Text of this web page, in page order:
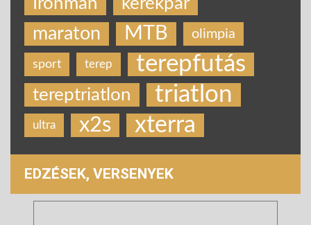
maraton MTB olimpia
sport terep terepfutás
tereptriatlon triatlon
ultra x2s xterra
EDZÉSEK, VERSENYEK